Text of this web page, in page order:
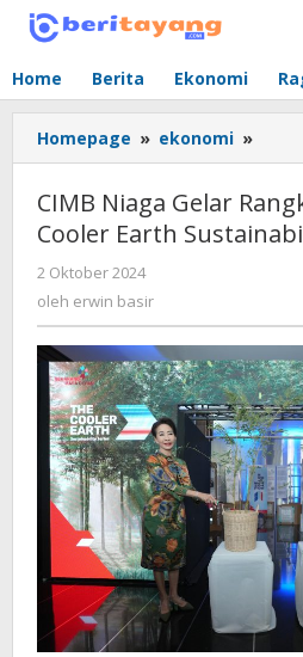
Lewati
Home Berita Ekonomi
Homepage » ekonomi »
Gelar
2024
CIMB Niaga Gelar
Cooler Earth
2 Oktober 2024
oleh erwin basir